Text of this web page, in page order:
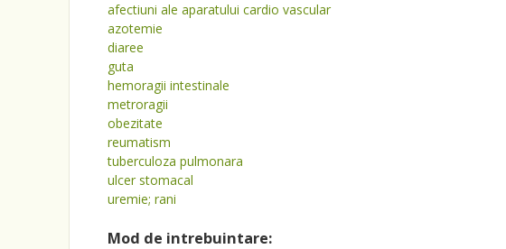
afectiuni ale aparatului cardio vascular
azotemie
diaree
guta
hemoragii intestinale
metroragii
obezitate
reumatism
tuberculoza pulmonara
ulcer stomacal
uremie; rani
Mod de intrebuintare: